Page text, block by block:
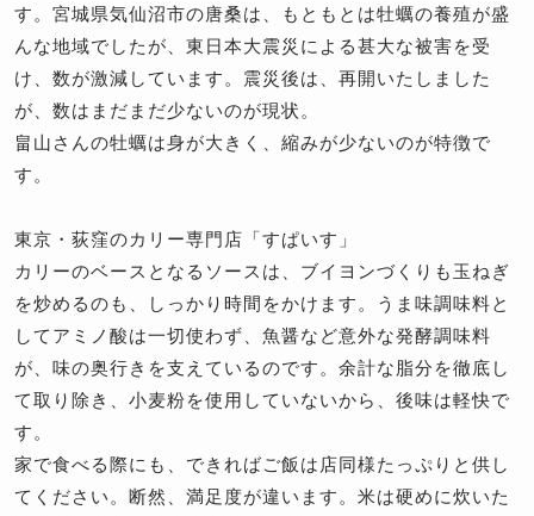
す。宮城県気仙沼市の唐桑は、もともとは牡蠣の養殖が盛
んな地域でしたが、東日本大震災による甚大な被害を受
け、数が激減しています。震災後は、再開いたしました
が、数はまだまだ少ないのが現状。
畠山さんの牡蠣は身が大きく、縮みが少ないのが特徴で
す。
東京・荻窪のカリー専門店「すぱいす」
カリーのベースとなるソースは、ブイヨンづくりも玉ねぎ
を炒めるのも、しっかり時間をかけます。うま味調味料と
してアミノ酸は一切使わず、魚醤など意外な発酵調味料
が、味の奥行きを支えているのです。余計な脂分を徹底し
て取り除き、小麦粉を使用していないから、後味は軽快で
す。
家で食べる際にも、できればご飯は店同様たっぷりと供し
てください。断然、満足度が違います。米は硬めに炊いた